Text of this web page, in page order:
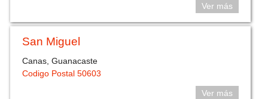
Ver más
San Miguel
Canas, Guanacaste
Codigo Postal 50603
Ver más